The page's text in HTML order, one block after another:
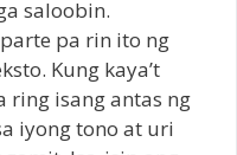
saloobin.
pa rin ito ng
Kung kaya’t
ring isang antas ng
iyong tono at uri